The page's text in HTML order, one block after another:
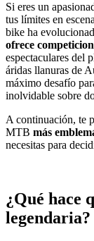
Si eres un
tus límites en
bike ha
ofrece
espectaculares del
áridas llanuras de
máximo desafío
inolvidable sobre
A continuación, te
MTB más
necesitas para
¿Qué hace
legendaria?